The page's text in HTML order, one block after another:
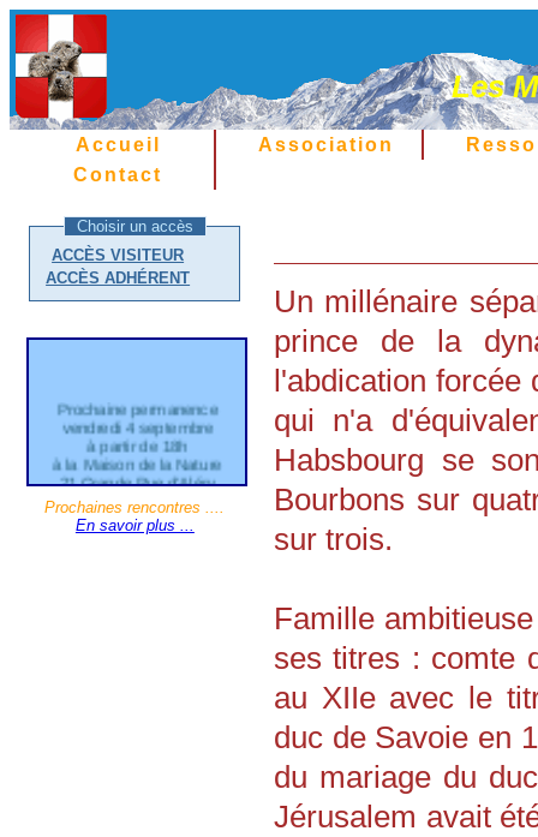
Les
Accueil Association
Contact
Choisir un accès
ACCÈS VISITEUR
ACCÈS ADHÉRENT
Prochaine permanence
vendredi 4 septembre
à partir de 18h
à la Maison de la Nature
21 Grande Rue d'Aléry
Cran Gevrier
Entrée gratuite
Prochaines rencontres ....
En savoir plus ...
Un millénaire
prince de la
l'abdication forcée
qui n'a
Habsbourg se
Bourbons sur
sur trois.
Famille
ses titres : comte
au XIIe avec le
duc de Savoie en
du mariage du
Jérusalem avait